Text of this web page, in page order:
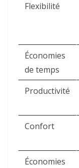
Flexibilité
Économies
de temps
Productivité
Confort
Économies